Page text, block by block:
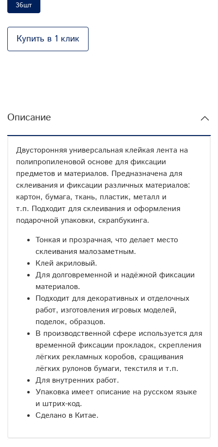
Купить в 1 клик
36шт
Описание
Двусторонняя универсальная клейкая лента на
полипропиленовой основе для фиксации
предметов и материалов. Предназначена для
склеивания и фиксации различных материалов:
картон, бумага, ткань, пластик, металл и
т.п. Подходит для склеивания и оформления
подарочной упаковки, скрапбукинга.
Тонкая и прозрачная, что делает место
склеивания малозаметным.
Клей акриловый.
Для долговременной и надёжной фиксации
материалов.
Подходит для декоративных и отделочных
работ, изготовления игровых моделей,
поделок, образцов.
В производственной сфере используется для
временной фиксации прокладок, скрепления
лёгких рекламных коробов, сращивания
лёгких рулонов бумаги, текстиля и т.п.
Для внутренних работ.
Упаковка имеет описание на русском языке
и штрих-код.
Сделано в Китае.